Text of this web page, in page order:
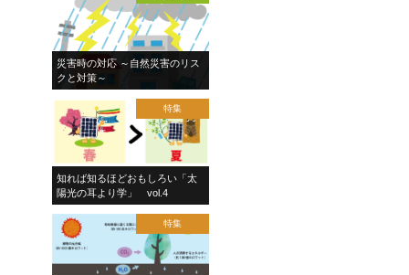
災害時の対応 ～自然災害のリス
クと対策～
特集
知れば知るほどおもしろい「太
陽光の耳より学」 vol.4
特集